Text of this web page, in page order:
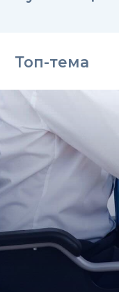
Топ-тема